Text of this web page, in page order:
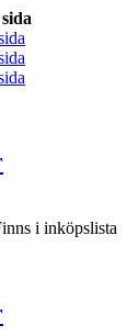
i inköpslista